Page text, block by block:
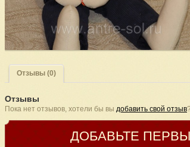
Отзывы (0)
Отзывы
Пока нет отзывов, хотели бы вы добавить свой отзыв?
ДОБАВЬТЕ